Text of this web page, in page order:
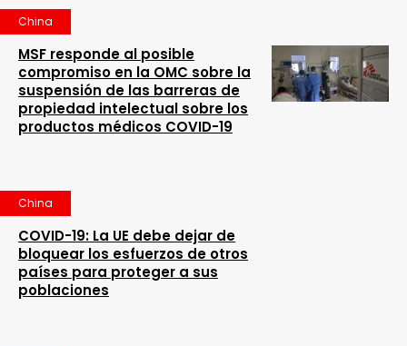
China
MSF responde al posible
compromiso en la OMC sobre la
suspensión de las barreras de
propiedad intelectual sobre los
productos médicos COVID-19
China
COVID-19: La UE debe dejar de
bloquear los esfuerzos de otros
países para proteger a sus
poblaciones